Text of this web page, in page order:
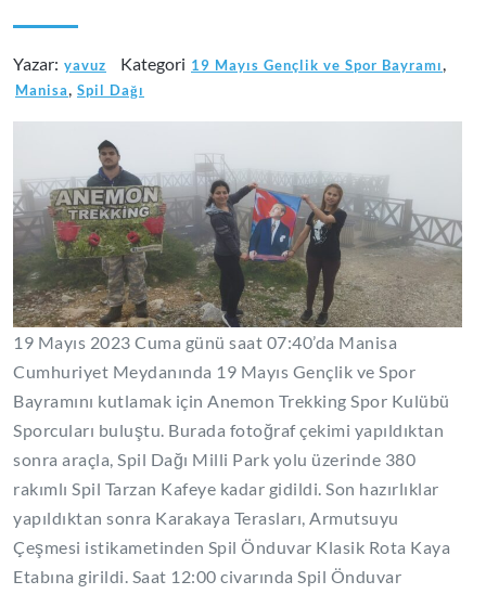
Yazar: yavuz Kategori 19 Mayıs Gençlik ve Spor Bayramı,
Manisa, Spil Dağı
19 Mayıs 2023 Cuma günü saat 07:40’da Manisa
Cumhuriyet Meydanında 19 Mayıs Gençlik ve Spor
Bayramını kutlamak için Anemon Trekking Spor Kulübü
Sporcuları buluştu. Burada fotoğraf çekimi yapıldıktan
sonra araçla, Spil Dağı Milli Park yolu üzerinde 380
rakımlı Spil Tarzan Kafeye kadar gidildi. Son hazırlıklar
yapıldıktan sonra Karakaya Terasları, Armutsuyu
Çeşmesi istikametinden Spil Önduvar Klasik Rota Kaya
Etabına girildi. Saat 12:00 civarında Spil Önduvar